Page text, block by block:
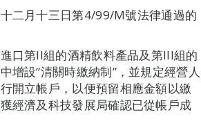
二月十三日第4/99/M號法律通過的
口第II組的酒精飲料產品及第III組的
增設“清關時繳納制”，並規定經營人
開立帳戶，以便預留相應金額以繳
經濟及科技發展局確認已從帳戶成